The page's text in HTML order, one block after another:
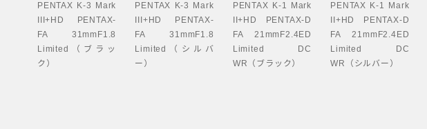
PENTAX K-3 Mark
III+HD PENTAX-
FA 31mmF1.8
Limited（ブラッ
ク）
PENTAX K-3 Mark
III+HD PENTAX-
FA 31mmF1.8
Limited（シルバ
ー）
PENTAX K-1 Mark
II+HD PENTAX-D
FA 21mmF2.4ED
Limited DC
WR（ブラック）
PENTAX K-1 Mark
II+HD PENTAX-D
FA 21mmF2.4ED
Limited DC
WR（シルバー）